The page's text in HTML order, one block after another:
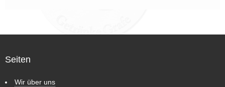
Seiten
Wir über uns